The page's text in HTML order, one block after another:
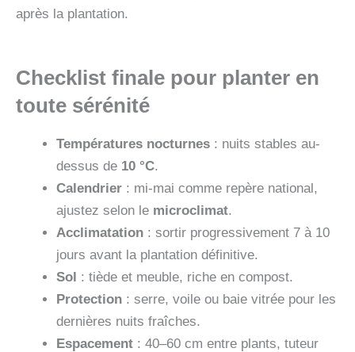
après la plantation.
Checklist finale pour planter en
toute sérénité
Températures nocturnes : nuits stables au-
dessus de 10 °C.
Calendrier : mi-mai comme repère national,
ajustez selon le microclimat.
Acclimatation : sortir progressivement 7 à 10
jours avant la plantation définitive.
Sol : tiède et meuble, riche en compost.
Protection : serre, voile ou baie vitrée pour les
dernières nuits fraîches.
Espacement : 40–60 cm entre plants, tuteur